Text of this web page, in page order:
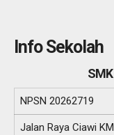
Info Sekolah
NPSN 20262719
Jalan Raya Ciawi